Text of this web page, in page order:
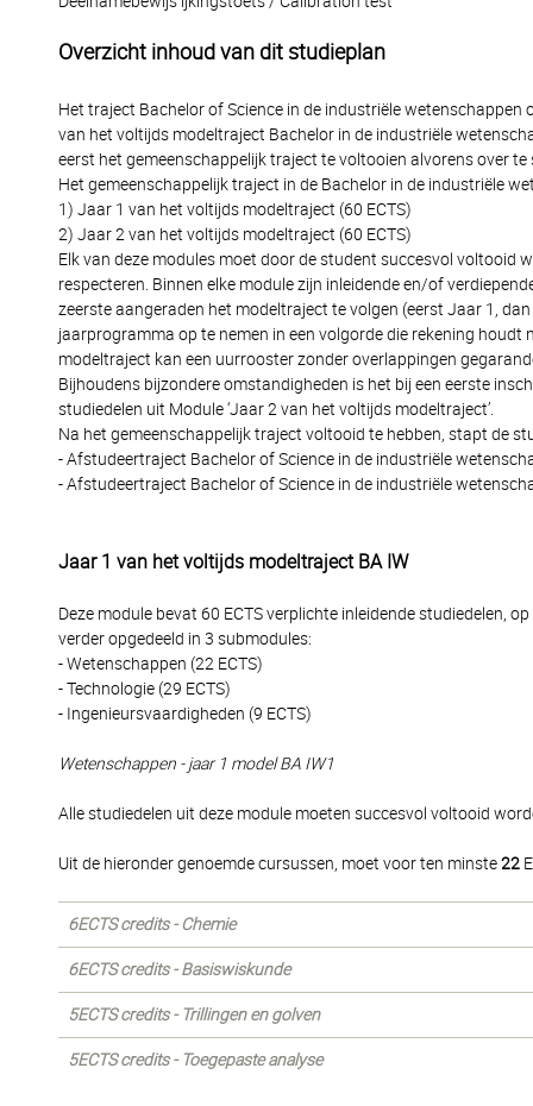
Overzicht inhoud van dit studieplan
Het traject Bachelor of Science in de industriële
van het voltijds modeltraject Bachelor in de industriële
eerst het gemeenschappelijk traject te voltooien alvorens over
Het gemeenschappelijk traject in de Bachelor in de industriële
1) Jaar 1 van het voltijds modeltraject (60 ECTS)
2) Jaar 2 van het voltijds modeltraject (60 ECTS)
Elk van deze modules moet door de student succesvol voltooid
respecteren. Binnen elke module zijn inleidende en/of
zeerste aangeraden het modeltraject te volgen (eerst Jaar 1,
jaarprogramma op te nemen in een volgorde die rekening houdt
modeltraject kan een uurrooster zonder overlappingen
Bijhoudens bijzondere omstandigheden is het bij een eerste
studiedelen uit Module ‘Jaar 2 van het voltijds modeltraject’.
Na het gemeenschappelijk traject voltooid te hebben, stapt de
- Afstudeertraject Bachelor of Science in de industriële
- Afstudeertraject Bachelor of Science in de industriële
Jaar 1 van het voltijds modeltraject BA IW
Deze module bevat 60 ECTS verplichte inleidende studiedelen,
verder opgedeeld in 3 submodules:
- Wetenschappen (22 ECTS)
- Technologie (29 ECTS)
- Ingenieursvaardigheden (9 ECTS)
Wetenschappen - jaar 1 model BA IW1
Alle studiedelen uit deze module moeten succesvol voltooid
Uit de hieronder genoemde cursussen, moet voor ten minste22
6ECTS credits - Chemie
6ECTS credits - Basiswiskunde
5ECTS credits - Trillingen en golven
5ECTS credits - Toegepaste analyse